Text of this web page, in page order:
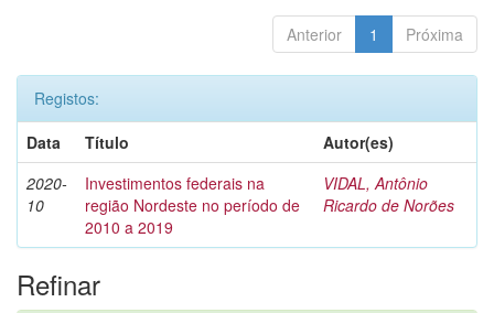
Anterior 1 Próxima
Registos:
Data
Título
Autor(es)
2020-
10
Investimentos federais na
região Nordeste no período de
2010 a 2019
VIDAL, Antônio
Ricardo de Norões
Refinar